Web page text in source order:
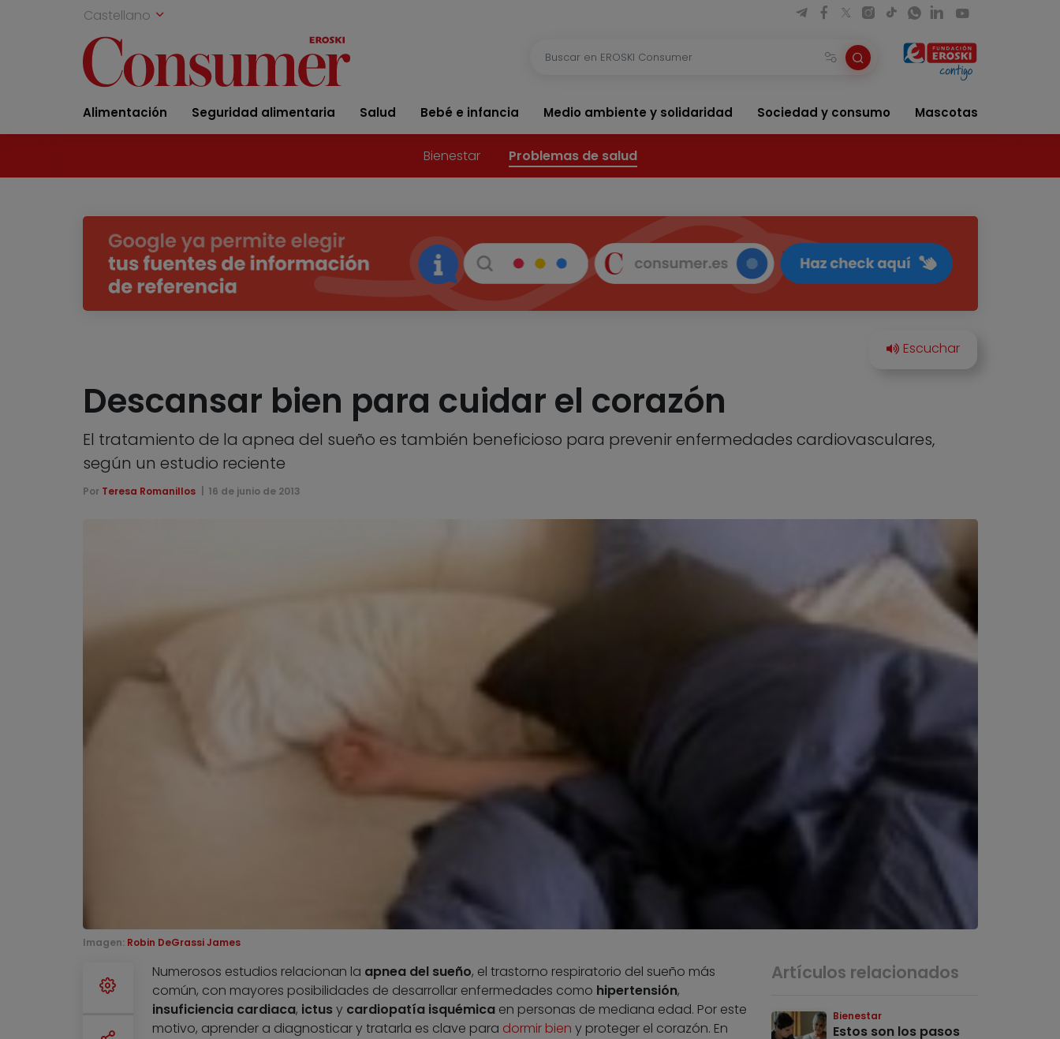
Castellano
Alimentación Seguridad alimentaria Salud Bebé e infancia Medio ambiente y solidaridad Sociedad y consumo Mascotas
Bienestar Problemas de salud
Descansar bien para cuidar el corazón
El tratamiento de la apnea del sueño es también beneficioso para prevenir enfermedades cardiovasculares,
según un estudio reciente
Por Teresa Romanillos 16 de junio de 2013
Imagen: Robin DeGrassi James
Numerosos estudios relacionan la apnea del sueño, el trastorno respiratorio del sueño más
común, con mayores posibilidades de desarrollar enfermedades como hipertensión,
insuficiencia cardiaca, ictusy cardiopatía isquémicaen personas de mediana edad. Por este
motivo, aprender a diagnosticar y tratarla es clave para dormir bien y proteger el corazón. En
Artículos relacionados
Bienestar
Estos son los pasos